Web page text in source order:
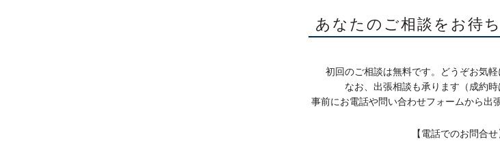
あなたのご相談をお待
初回のご相談は無料です。どうぞお気軽
なお、出張相談も承ります（成約時
事前にお電話や問い合わせフォームから出
【電話でのお問合せ